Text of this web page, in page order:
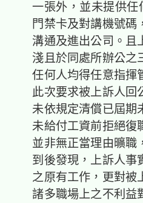
一張外，並未提供
門禁卡及對講機號碼
溝通及進出公司。且
淺且於同處所辦公之
任何人均得任意指揮
此次要求被上訴人回
未依規定清償已屆期
未給付工資前拒絕復
並非無正當理由曠職
到後發現，上訴人事
之原有工作，更對被
諸多職場上之不利益